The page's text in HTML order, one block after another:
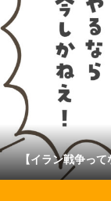
【イラン戦争っ